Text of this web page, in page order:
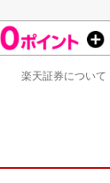
楽天証券について